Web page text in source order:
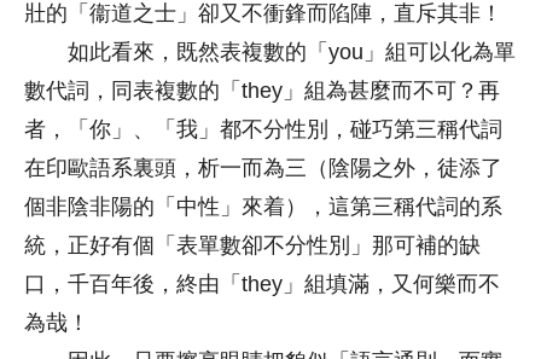
壯的「衞道之士」卻又不衝鋒而陷陣，直斥其非！
如此看來，既然表複數的「you」組可以化為單
數代詞，同表複數的「they」組為甚麼而不可？再
者，「你」、「我」都不分性別，碰巧第三稱代詞
在印歐語系裏頭，析一而為三（陰陽之外，徒添了
個非陰非陽的「中性」來着），這第三稱代詞的系
統，正好有個「表單數卻不分性別」那可補的缺
口，千百年後，終由「they」組填滿，又何樂而不
為哉！